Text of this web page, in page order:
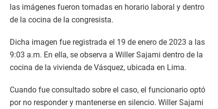
las imágenes fueron tomadas en horario laboral y dentro
de la cocina de la congresista.
Dicha imagen fue registrada el 19 de enero de 2023 a las
9:03 a.m. En ella, se observa a Willer Sajami dentro de la
cocina de la vivienda de Vásquez, ubicada en Lima.
Cuando fue consultado sobre el caso, el funcionario optó
por no responder y mantenerse en silencio. Willer Sajami